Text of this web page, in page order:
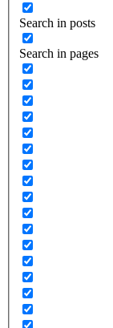
Search in posts
Search in pages